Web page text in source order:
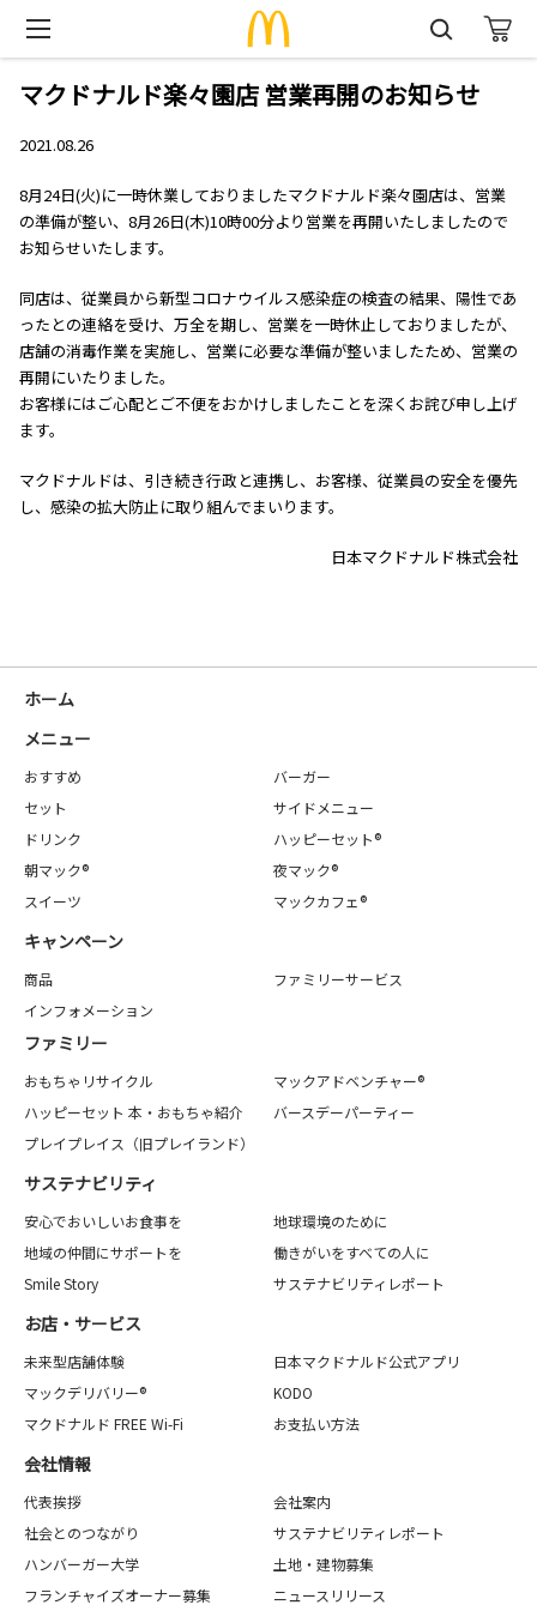
マクドナルド楽々園店 営業再開のお知らせ
2021.08.26
8月24日(火)に一時休業しておりましたマクドナルド楽々園店は、営業
の準備が整い、8月26日(木)10時00分より営業を再開いたしましたので
お知らせいたします。
同店は、従業員から新型コロナウイルス感染症の検査の結果、陽性であ
ったとの連絡を受け、万全を期し、営業を一時休止しておりましたが、
店舗の消毒作業を実施し、営業に必要な準備が整いましたため、営業の
再開にいたりました。
お客様にはご心配とご不便をおかけしましたことを深くお詫び申し上げ
ます。
マクドナルドは、引き続き行政と連携し、お客様、従業員の安全を優先
し、感染の拡大防止に取り組んでまいります。
日本マクドナルド株式会社
ホーム
メニュー
おすすめ
バーガー
セット
サイドメニュー
ドリンク
ハッピーセット®
朝マック®
夜マック®
スイーツ
マックカフェ®
キャンペーン
商品
ファミリーサービス
インフォメーション
ファミリー
おもちゃリサイクル
マックアドベンチャー®
ハッピーセット 本・おもちゃ紹介
バースデーパーティー
プレイプレイス（旧プレイランド）
サステナビリティ
安心でおいしいお食事を
地球環境のために
地域の仲間にサポートを
働きがいをすべての人に
Smile Story
サステナビリティレポート
お店・サービス
未来型店舗体験
日本マクドナルド公式アプリ
マックデリバリー®
KODO
マクドナルド FREE Wi-Fi
お支払い方法
会社情報
代表挨拶
会社案内
社会とのつながり
サステナビリティレポート
ハンバーガー大学
土地・建物募集
フランチャイズオーナー募集
ニュースリリース